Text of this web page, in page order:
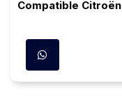
Compatible Citroën